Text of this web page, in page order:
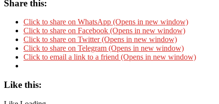
Share this:
Click to share on WhatsApp (Opens in new window)
Click to share on Facebook (Opens in new window)
Click to share on Twitter (Opens in new window)
Click to share on Telegram (Opens in new window)
Click to email a link to a friend (Opens in new window)
Like this: